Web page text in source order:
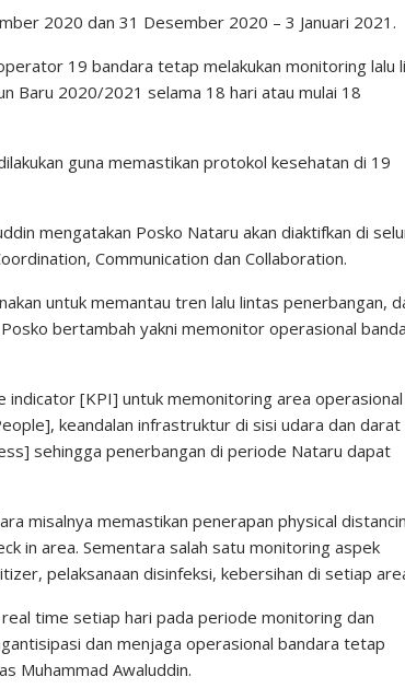
2020 dan 31 Desember 2020 – 3 Januari 2021.
19 bandara tetap melakukan monitoring lalu
Baru 2020/2021 selama 18 hari atau mulai 18
guna memastikan protokol kesehatan di 19
mengatakan Posko Nataru akan diaktifkan di
Communication dan Collaboration.
untuk memantau tren lalu lintas penerbangan,
bertambah yakni memonitor operasional
[KPI] untuk memonitoring area operasional
keandalan infrastruktur di sisi udara dan darat
sehingga penerbangan di periode Nataru dapat
misalnya memastikan penerapan physical
in area. Sementara salah satu monitoring aspek
pelaksanaan disinfeksi, kebersihan di setiap
time setiap hari pada periode monitoring dan
dan menjaga operasional bandara tetap
Muhammad Awaluddin.